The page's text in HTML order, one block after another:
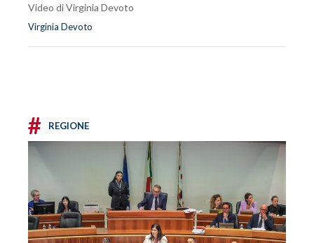
Video di Virginia Devoto
Virginia Devoto
# REGIONE